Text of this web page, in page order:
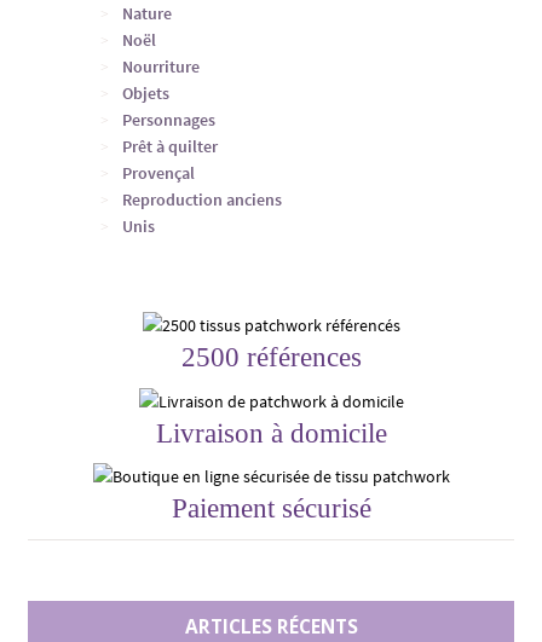
Nature
Noël
Nourriture
Objets
Personnages
Prêt à quilter
Provençal
Reproduction anciens
Unis
2500 références
Livraison à domicile
Paiement sécurisé
ARTICLES RÉCENTS